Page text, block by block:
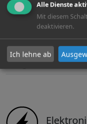
Bridge
Bridge:
Alle Dienste
Mit diesem
deaktivieren.
Ich lehne ab